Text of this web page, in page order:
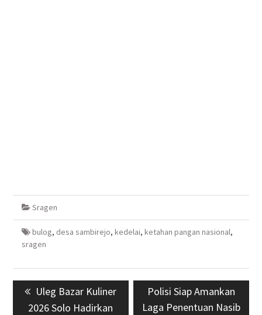
Sragen
bulog, desa sambirejo, kedelai, ketahan pangan nasional,
sragen
Navigasi
pos Previous
post:
Uleg Bazar Kuliner
2026 Solo Hadirkan
Next
post:
Polisi Siap Amankan
Laga Penentuan Nasib